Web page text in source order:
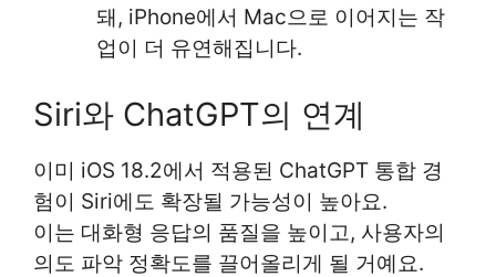
돼, iPhone에서 Mac으로 이어지는 작
업이 더 유연해집니다.
Siri와 ChatGPT의 연계
이미 iOS 18.2에서 적용된 ChatGPT 통합 경
험이 Siri에도 확장될 가능성이 높아요.
이는 대화형 응답의 품질을 높이고, 사용자의
의도 파악 정확도를 끌어올리게 될 거예요.